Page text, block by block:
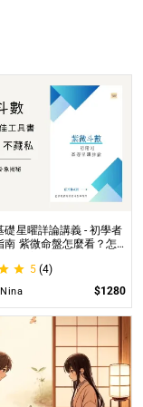
礎星曜詳論講義 - 初學者
南 紫微命盤怎麼看？怎
顯易懂不藏私！
5 (4)
$1280